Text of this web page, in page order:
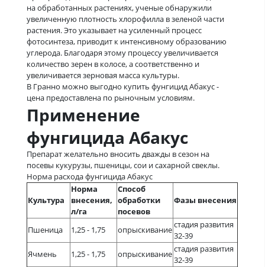
на обработанных растениях, ученые обнаружили
увеличенную плотность хлорофилла в зеленой части
растения. Это указывает на усиленный процесс
фотосинтеза, приводит к интенсивному образованию
углерода. Благодаря этому процессу увеличивается
количество зерен в колосе, а соответственно и
увеличивается зерновая масса культуры.
В Гранно можно выгодно купить фунгицид Абакус -
цена предоставлена по рыночным условиям.
Применение
фунгицида Абакус
Препарат желательно вносить дважды в сезон на
посевы кукурузы, пшеницы, сои и сахарной свеклы.
Норма расхода фунгицида Абакус
Культура
Норма
внесения,
л/га
Способ
обработки
посевов
Фазы внесения
Пшеница 1,25 - 1,75 опрыскиваниестадия развития
32-39
Ячмень
1,25 - 1,75 опрыскиваниестадия развития
32-39